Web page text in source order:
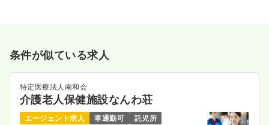
条件が似ている求人
特定医療法人南和会
介護老人保健施設なんわ荘
エージェント求人 車通勤可
託児所